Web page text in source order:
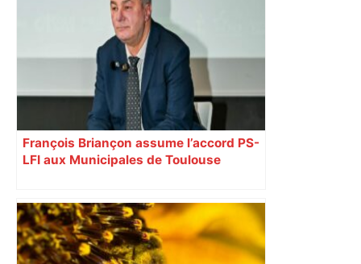
François Briançon assume l’accord PS-
LFI aux Municipales de Toulouse